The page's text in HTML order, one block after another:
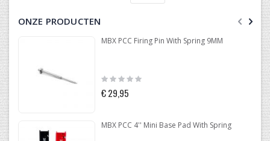
ONZE PRODUCTEN
MBX PCC Firing Pin With Spring 9MM
Rating:
0%
€ 29,95
MBX PCC 4'' Mini Base Pad With Spring